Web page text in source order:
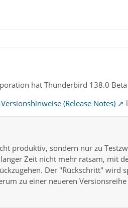
hat Thunderbird 138.0
(Release Notes)
produktiv, sondern nur zu
Zeit nicht mehr ratsam, mit
Der "Rückschritt"
zu einer neueren